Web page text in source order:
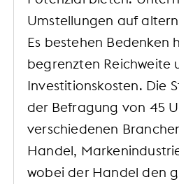
Umstellungen auf
Es bestehen Bedenken
begrenzten Reichweite
Investitionskosten. Die
der Befragung von 45
verschiedenen
Handel,
wobei der Handel den